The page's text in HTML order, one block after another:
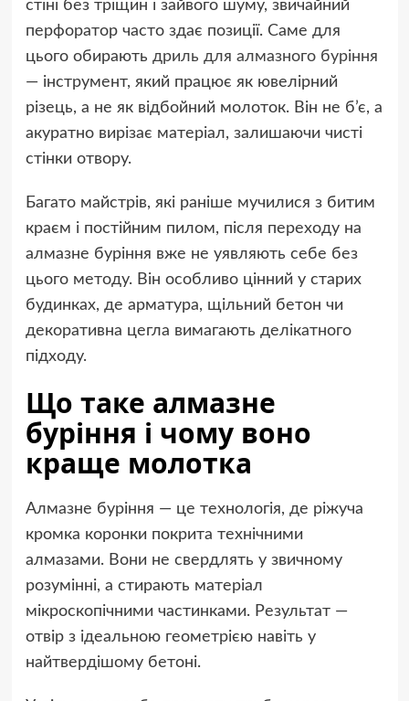
стіні без тріщин і зайвого шуму, звичайний
перфоратор часто здає позиції. Саме для
цього обирають дриль для алмазного буріння
— інструмент, який працює як ювелірний
різець, а не як відбойний молоток. Він не б’є, а
акуратно вирізає матеріал, залишаючи чисті
стінки отвору.
Багато майстрів, які раніше мучилися з битим
краєм і постійним пилом, після переходу на
алмазне буріння вже не уявляють себе без
цього методу. Він особливо цінний у старих
будинках, де арматура, щільний бетон чи
декоративна цегла вимагають делікатного
підходу.
Що таке алмазне
буріння і чому воно
краще молотка
Алмазне буріння — це технологія, де ріжуча
кромка коронки покрита технічними
алмазами. Вони не свердлять у звичному
розумінні, а стирають матеріал
мікроскопічними частинками. Результат —
отвір з ідеальною геометрією навіть у
найтвердішому бетоні.